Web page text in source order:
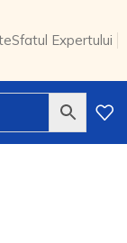
Sfatul Expertului